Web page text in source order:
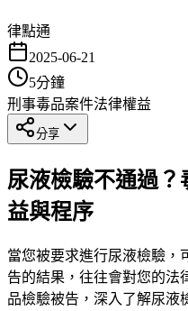
律點通
2025-06-21
5分鐘
刑事毒品案件法律權益
分享
尿液檢驗不通過
益與程序
當您被要求進行尿液檢驗，
告的結果，往往會對您的法
品檢驗被告，深入了解尿液